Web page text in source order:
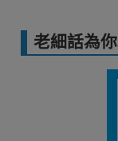
老細話為